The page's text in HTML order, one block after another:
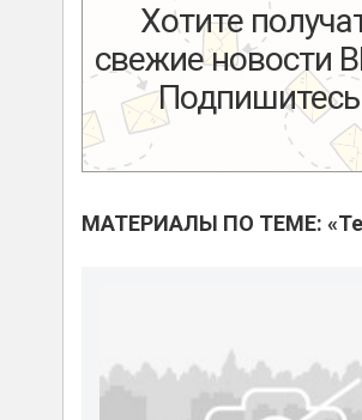
Хотите
свежие новости
МАТЕРИАЛЫ ПО ТЕМЕ: